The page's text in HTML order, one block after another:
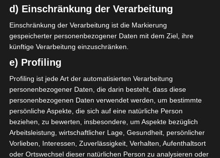
Jeunesse sportive d’El Omrane – Jeunesse
sportive kairouanaise (Schiedsrichter:
Hosni Neili / VAR: Fraj Abdellaoui).
Union sportive de Ben Guerdane – Avenir
Trabelsi / VAR: Majdi Ballagha).
Sonntag, 19. Oktober:
Avenir sportif de la Marsa – Etoile sportive
de Metlaoui (Schiedsrichter: Mehrez Melki /
d) Einschränkung der Verarbeitung
Einschränkung der Verarbeitung ist die Markierung
gespeicherter personenbezogener Daten mit dem Ziel, ihre
künftige Verarbeitung einzuschränken.
e) Profiling
Profiling ist jede Art der automatisierten Verarbeitung
personenbezogener Daten, die darin besteht, dass diese
personenbezogenen Daten verwendet werden, um bestimmte
persönliche Aspekte, die sich auf eine natürliche Person
beziehen, zu bewerten, insbesondere, um Aspekte bezüglich
Arbeitsleistung, wirtschaftlicher Lage, Gesundheit, persönlicher
Vorlieben, Interessen, Zuverlässigkeit, Verhalten, Aufenthaltsort
oder Ortswechsel dieser natürlichen Person zu analysieren oder